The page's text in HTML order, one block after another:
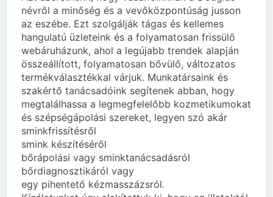
névről a minőség és a vevőközpontúság jusson
az eszébe. Ezt szolgálják tágas és kellemes
hangulatú üzleteink és a folyamatosan frissülő
webáruházunk, ahol a legújabb trendek alapján
összeállított, folyamatosan bővülő, változatos
termékválasztékkal várjuk. Munkatársaink és
szakértő tanácsadóink segítenek abban, hogy
megtalálhassa a legmegfelelőbb kozmetikumokat
és szépségápolási szereket, legyen szó akár
sminkfrissítésről
smink készítéséről
bőrápolási vagy sminktanácsadásról
bőrdiagnosztikáról vagy
egy pihentető kézmasszázsról.